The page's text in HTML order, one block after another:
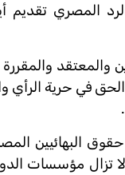
المصري تقديم
والمعتقد
في حرية الرأي
البهائيين
لا تزال مؤسسات